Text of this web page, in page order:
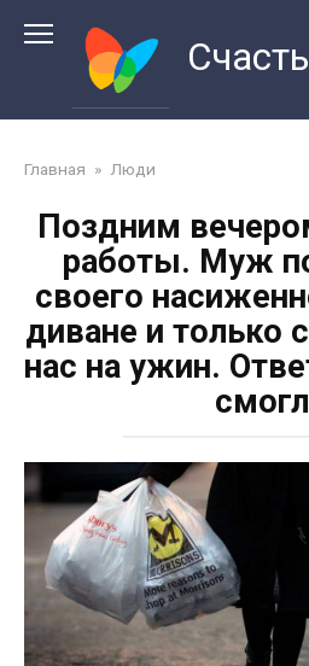
Главная » Люди
Поздним
работы. Муж
своего
диване и только
нас на ужин.